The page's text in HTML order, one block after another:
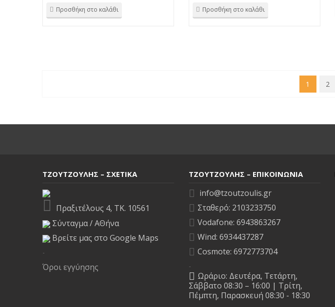
Προσθήκη στο καλάθι Προσθήκη στο καλάθι
1 2
ΤΖΟΥΤΖΟΥΛΗΣ – ΣΧΕΤΙΚΑ
Πραξιτέλους 4, ΤΚ. 10561
Σύνταγμα / ΑΘήνα
Βρείτε μας στο Google Maps
-
Όροι εγγύησης
ΤΖΟΥΤΖΟΥΛΗΣ – ΕΠΙΚΟΙΝΩΝΙΑ
info@tzoutzoulis.gr
Σταθερό: 2103233750
Vodafone: 6943863267
Wind: 6934437287
Cosmote: 6972773704
-
Ωράριο: Δευτέρα, Τετάρτη,
Σάββατο 08:30 – 16:00 | Τρίτη,
Πέμπτη, Παρασκευή 08:30 - 18:30